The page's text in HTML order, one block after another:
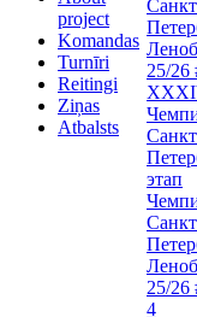
project
Komandas
Turnīri
Reitingi
Ziņas
Atbalsts
25/26
этап
25/26
4